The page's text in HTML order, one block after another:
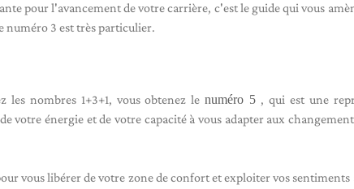
pour l'avancement de votre carrière, c'est le guide qui vous
numéro 3 est très particulier.
les nombres 1+3+1, vous obtenez lenuméro 5 , qui est une
votre énergie et de votre capacité à vous adapter aux
vous libérer de votre zone de confort et exploiter vos